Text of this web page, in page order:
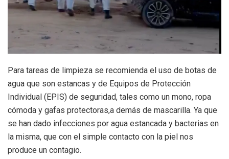
Para tareas de limpieza se recomienda el uso de botas de
agua que son estancas y de Equipos de Protección
Individual (EPIS) de seguridad, tales como un mono, ropa
cómoda y gafas protectoras,a demás de mascarilla. Ya que
se han dado infecciones por agua estancada y bacterias en
la misma, que con el simple contacto con la piel nos
produce un contagio.